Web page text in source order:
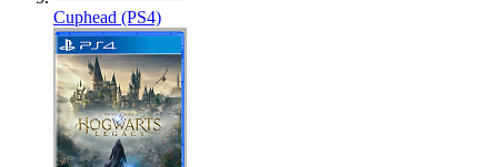
Cuphead (PS4)